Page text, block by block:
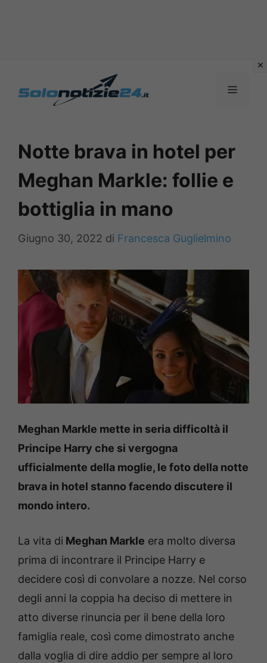
MENU
Notte brava in hotel per
Meghan Markle: follie e
bottiglia in mano
Giugno 30, 2022 di Francesca Guglielmino
Meghan Markle mette in seria difficoltà il
Principe Harry che si vergogna
ufficialmente della moglie, le foto della notte
brava in hotel stanno facendo discutere il
mondo intero.
La vita di Meghan Markle era molto diversa
prima di incontrare il Principe Harry e
decidere così di convolare a nozze. Nel corso
degli anni la coppia ha deciso di mettere in
atto diverse rinuncia per il bene della loro
famiglia reale, così come dimostrato anche
dalla voglia di dire addio per sempre al loro